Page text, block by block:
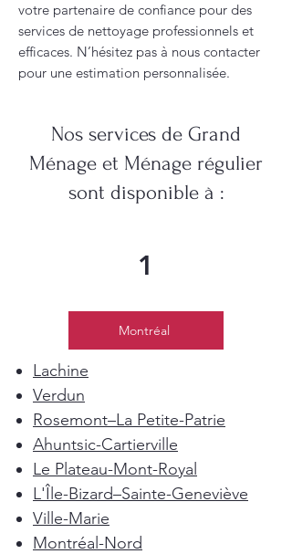
votre partenaire de confiance pour des
services de nettoyage professionnels et
efficaces. N’hésitez pas à nous contacter
pour une estimation personnalisée.
Nos services de Grand
Ménage et Ménage régulier
sont disponible à :
1
Montréal
Lachine
Verdun
Rosemont–La Petite-Patrie
Ahuntsic-Cartierville
Le Plateau-Mont-Royal
L'Île-Bizard–Sainte-Geneviève
Ville-Marie
Montréal-Nord